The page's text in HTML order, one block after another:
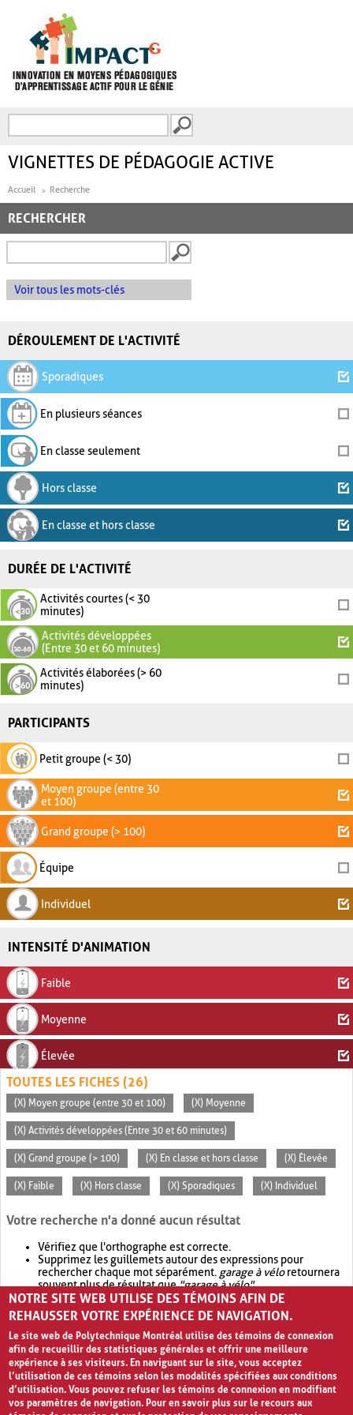
FORMULAIRE DE
VIGNETTES DE PÉDAGOGIE ACTIVE
Accueil Recherche
RECHERCHER
Voir tous les mots-clés
DÉROULEMENT DE L'ACTIVITÉ
Sporadiques
En plusieurs séances
En classe seulement
Hors classe
En classe et hors classe
DURÉE DE L'ACTIVITÉ
Activités courtes (< 30
minutes)
Activités développées
(Entre 30 et 60 minutes)
Activités élaborées (> 60
minutes)
PARTICIPANTS
Petit groupe (< 30)
Moyen groupe (entre 30
et 100)
Grand groupe (> 100)
Équipe
Individuel
INTENSITÉ D'ANIMATION
Faible
Moyenne
Élevée
TOUTES LES FICHES (26)
(X) Moyen groupe (entre 30 et 100) (X) Moyenne
(X) Activités développées (Entre 30 et 60 minutes)
(X) Grand groupe (> 100) (X) En classe et hors classe (X) Élevée
(X) Faible (X) Hors classe (X) Sporadiques (X) Individuel
Votre recherche n'a donné aucun résultat
Vérifiez que l'orthographe est correcte.
Supprimez les guillemets autour des expressions pour
rechercher chaque mot séparément. garage à véloretournera
souvent plus de résultat que"garage à vélo".
Envisagez d'élargir votre recherche avec OR.garage OR vélo
retournera souvent plus de résultat quegarage à vélo
NOTRE SITE WEB UTILISE DES TÉMOINS AFIN DE
REHAUSSER VOTRE EXPÉRIENCE DE NAVIGATION.
Le site web de Polytechnique Montréal utilise des témoins de connexion
afin de recueillir des statistiques générales et offrir une meilleure
expérience à ses visiteurs. En naviguant sur le site, vous acceptez
l’utilisation de ces témoins selon les modalités spécifiées aux conditions
d’utilisation. Vous pouvez refuser les témoins de connexion en modifiant
vos paramètres de navigation. Pour en savoir plus sur le recours aux